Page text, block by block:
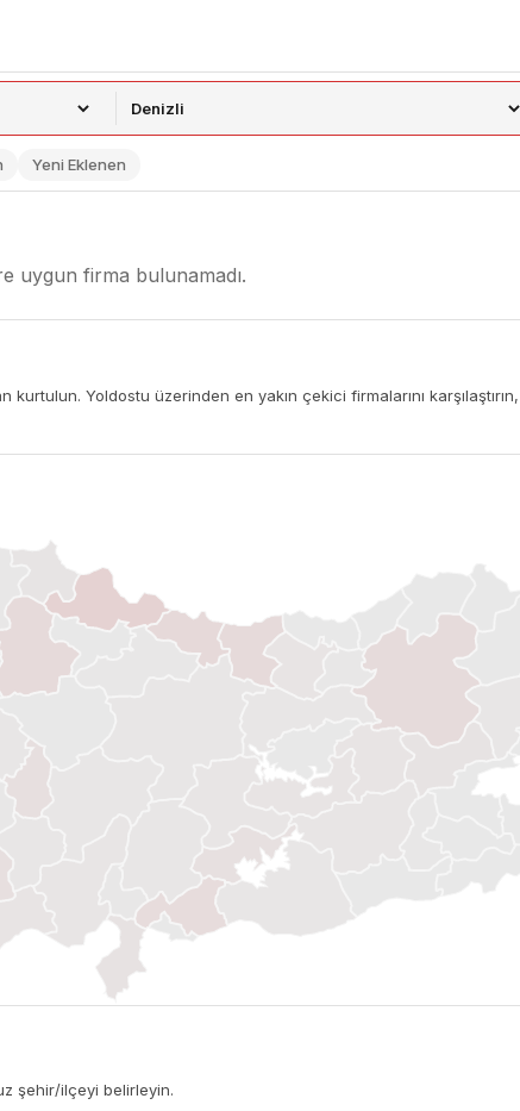
Yeni Eklenen
uygun firma bulunamadı.
Yoldostu üzerinden en yakın çekici firmalarını
şehir/ilçeyi belirleyin.